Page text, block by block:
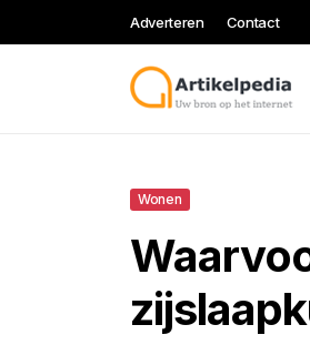
Adverteren Contact
Wonen